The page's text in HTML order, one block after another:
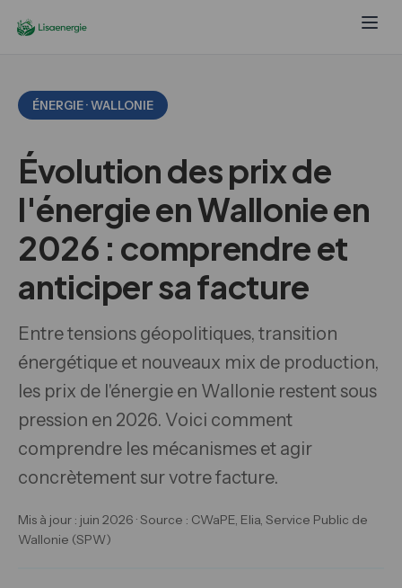
ÉNERGIE · WALLONIE
Évolution des prix de
l'énergie en Wallonie en
2026 : comprendre et
anticiper sa facture
Entre tensions géopolitiques, transition
énergétique et nouveaux mix de production,
les prix de l'énergie en Wallonie restent sous
pression en 2026. Voici comment
comprendre les mécanismes et agir
concrètement sur votre facture.
Mis à jour : juin 2026 · Source : CWaPE, Elia, Service Public de
Wallonie (SPW)